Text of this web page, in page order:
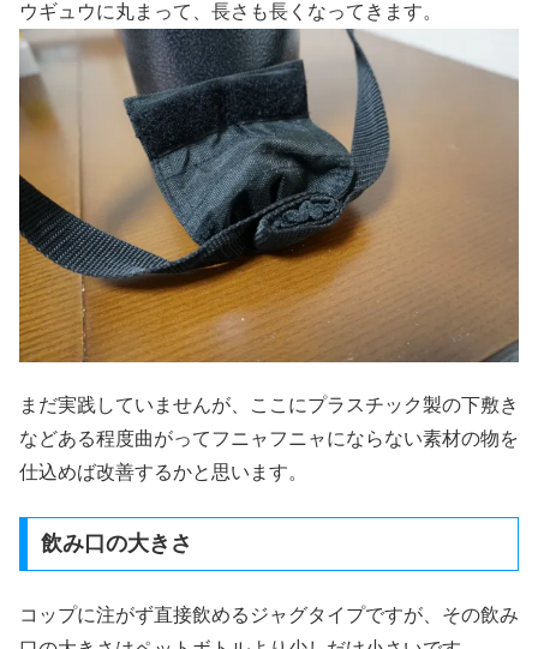
ウギュウに丸まって、長さも長くなってきます。
まだ実践していませんが、ここにプラスチック製の下敷き
などある程度曲がってフニャフニャにならない素材の物を
仕込めば改善するかと思います。
飲み口の大きさ
コップに注がず直接飲めるジャグタイプですが、その飲み